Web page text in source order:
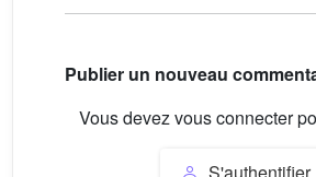
Publier un nouveau
Vous devez vous connecter